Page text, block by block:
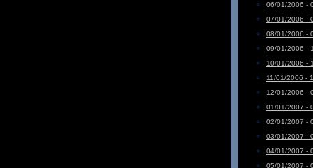
06/01/2006 -
07/01/2006 -
08/01/2006 -
09/01/2006 -
10/01/2006 -
11/01/2006 -
12/01/2006 -
01/01/2007 -
02/01/2007 -
03/01/2007 -
04/01/2007 -
05/01/2007 -